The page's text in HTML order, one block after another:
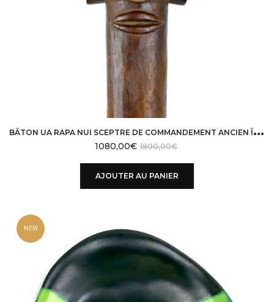
B
ÂTON UA RAPA NUI SCEPTRE DE COMMANDEMENT ANCIEN ÎLE DE PÂQUES
1800,00€
1080,00€
AJOUTER AU PANIER
NEW